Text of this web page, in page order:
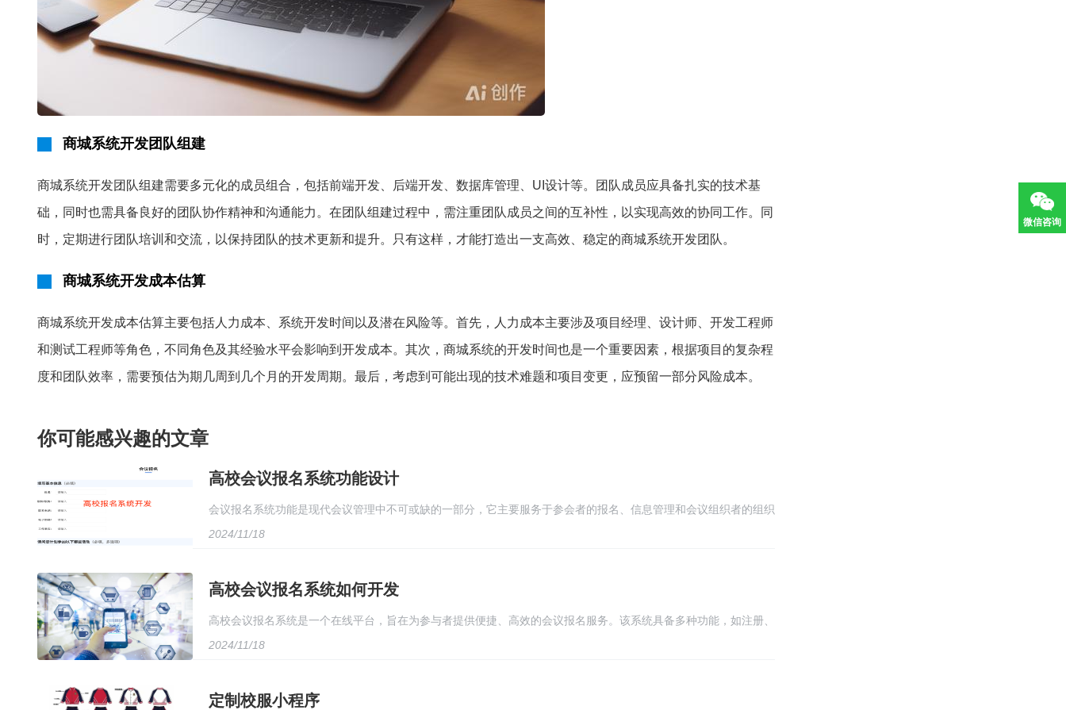
商城系统开发团队组建
商城系统开发团队组建需要多元化的成员组合，包括前端开发、后端开发、数据库管理、UI设计等。团队成员应具备扎实的技术基
础，同时也需具备良好的团队协作精神和沟通能力。在团队组建过程中，需注重团队成员之间的互补性，以实现高效的协同工作。同
时，定期进行团队培训和交流，以保持团队的技术更新和提升。只有这样，才能打造出一支高效、稳定的商城系统开发团队。
商城系统开发成本估算
商城系统开发成本估算主要包括人力成本、系统开发时间以及潜在风险等。首先，人力成本主要涉及项目经理、设计师、开发工程师
和测试工程师等角色，不同角色及其经验水平会影响到开发成本。其次，商城系统的开发时间也是一个重要因素，根据项目的复杂程
度和团队效率，需要预估为期几周到几个月的开发周期。最后，考虑到可能出现的技术难题和项目变更，应预留一部分风险成本。
你可能感兴趣的文章
高校会议报名系统功能设计
会议报名系统功能是现代会议管理中不可或缺的一部分，它主要服务于参会者的报名、信息管理和会议组织者的组织
协调。首先，系统应具备用户注册与登录功能，保障用户信息的安全性和准确性。用户通过系统完成注册后，即可使
2024/11/18
高校会议报名系统如何开发
高校会议报名系统是一个在线平台，旨在为参与者提供便捷、高效的会议报名服务。该系统具备多种功能，如注册、
缴费、信息管理、通知发布等，为参会人员提供全方位的报名体验
2024/11/18
定制校服小程序
微信咨询